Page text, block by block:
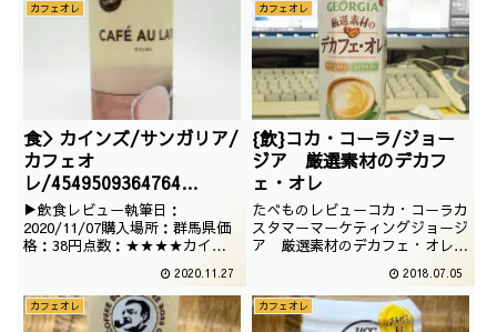
カフェオレ
食＞カインズ/サンガリア/
カフェオ
レ/4549509364764
/2020/11/06
▶飲食レビュー執筆日：
2020/11/07購入場所：群馬県価
格：38円点数：★★★★カイン
す。前回もおしゃれでしたが、そ
れに磨きがかかった感じですね。
2020.11.27
カフェオレ
{飲}コカ・コーラ/ジョー
ジア 厳選素材のデカフ
ェ・オレ
たべものレビューコカ・コーラカ
スタマーマーケティングジョージ
ア 厳選素材のデカフェ・オレジ
ェオレでございます。なかなかさ
わやかそうですね。撮影日は
2018年04月
2018.07.05
カフェオレ カフェオレ